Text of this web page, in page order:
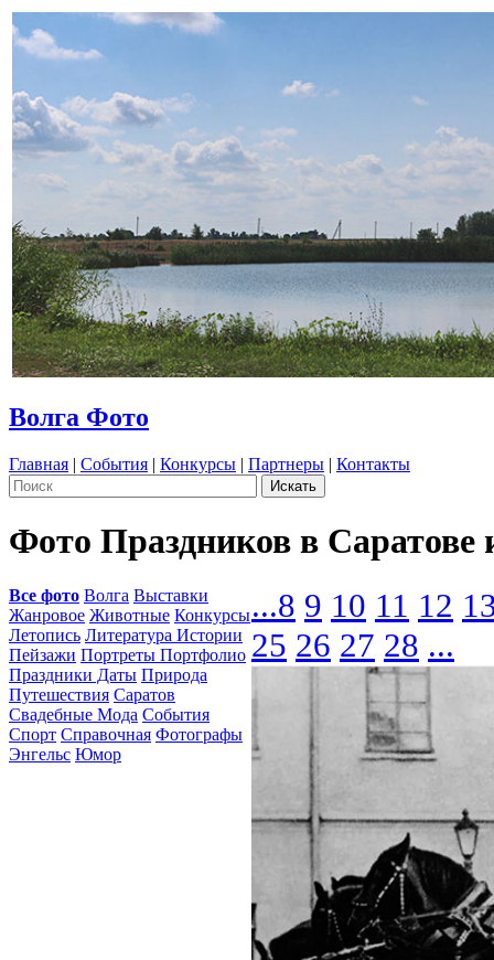
Волга Фото
Главная | События | Конкурсы | Партнеры | Контакты
Фото Праздников в Саратове
Все фото Волга Выставки
Жанровое Животные Конкурсы
Летопись Литература Истории
Пейзажи Портреты Портфолио
Праздники Даты Природа
Путешествия Саратов
Свадебные Мода События
Спорт Справочная Фотографы
Энгельс Юмор
...8 9 10 11 12
25 26 27 28 ...